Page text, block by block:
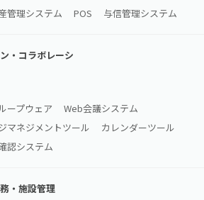
管理システム POS 与信管理システム
・コラボレーシ
ープウェア
Web会議システム
マネジメントツール
カレンダーツール
認システム
・施設管理